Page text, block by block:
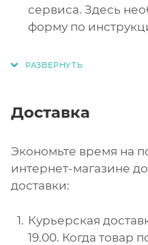
сервиса. Здесь
форму по
Доставка
Экономьте время на
интернет-магазине
доставки:
Курьерская
19.00. Когда товар